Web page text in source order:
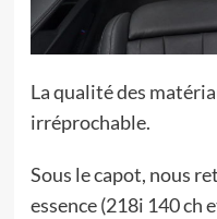
La qualité des
irréprochable.
Sous le capot, nous
essence (218i 140 ch